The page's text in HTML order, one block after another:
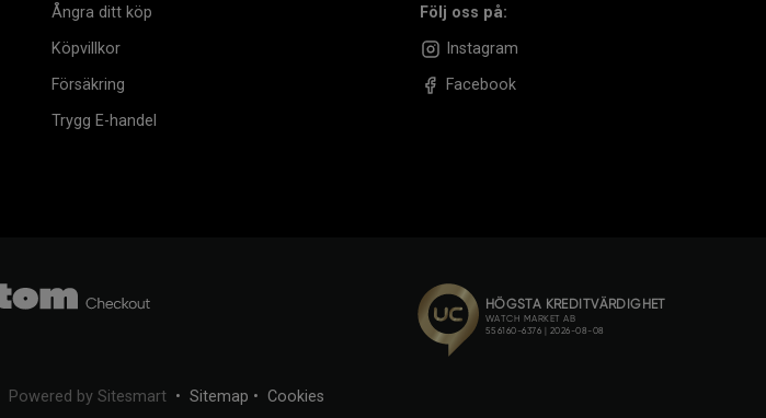
Ångra ditt köp
Köpvillkor
Försäkring
Trygg E-handel
Följ oss på:
Instagram
Facebook
Powered by Sitesmart• Sitemap • Cookies